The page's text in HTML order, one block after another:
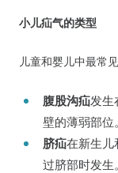
小儿疝气的类型
儿童和婴儿中最常
腹股沟疝发生
壁的薄弱部位。
脐疝在新生儿
过脐部时发生。